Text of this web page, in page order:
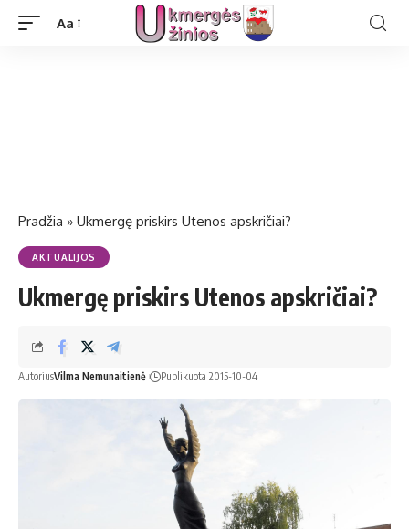
Aa
Pradžia » Ukmergę priskirs Utenos apskričiai?
AKTUALIJOS
Ukmergę priskirs Utenos apskričiai?
AutoriusVilma Nemunaitienė Publikuota 2015-10-04